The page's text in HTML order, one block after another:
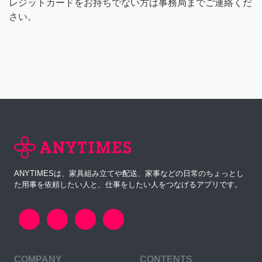
レジットカードをお持ちでない方は事務局までご連絡くだ
さい。
ANYTIMESは、家具組み立てや配送、家事などの日常のちょっとし
た用事を依頼したい人と、仕事をしたい人をつなげるアプリです。
COMPANY CONTENTS